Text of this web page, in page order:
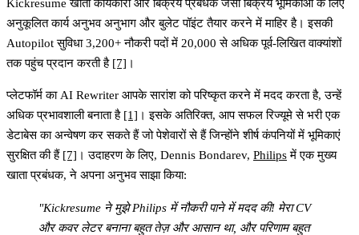
Kickresume खाता कार्यकारी और बिक्रय प्रबंधक जैसी बिक्रय भूमिकाओं के लिए
अनुकूलित कार्य अनुभव अनुभाग और बुलेट पॉइंट तैयार करने में माहिर है। इसकी
Autopilotसुविधा 3,200+ नौकरी पदों में 20,000 से अधिक पूर्व-लिखित वाक्यांशों
तक पहुंच प्रदान करती है [7] ।
प्लेटफॉर्म का AI Rewriter आपके सारांश को परिष्कृत करने में मदद करता है, उन्हें
अधिक प्रभावशाली बनाता है [1] । इसके अतिरिक्त, आप सफल रिज्यूमे से भरी एक
डेटाबेस का अन्वेषण कर सकते हैं जो पेशेवारों से हैं जिन्होंने शीर्ष कंपनियों में भूमिकाएं
सुरक्षित की हैं [7] । उदाहरण के लिए, Dennis Bondarev, Philipsमें एक मुख्य
खाता प्रबंधक, ने अपना अनुभव साझा किया:
"Kickresume ने मुझे Philips में नौकरी पाने में मदद की! मेरा CV
और कवर लेटर बनाना बहुत तेज़ और आसान था, और परिणाम बहुत